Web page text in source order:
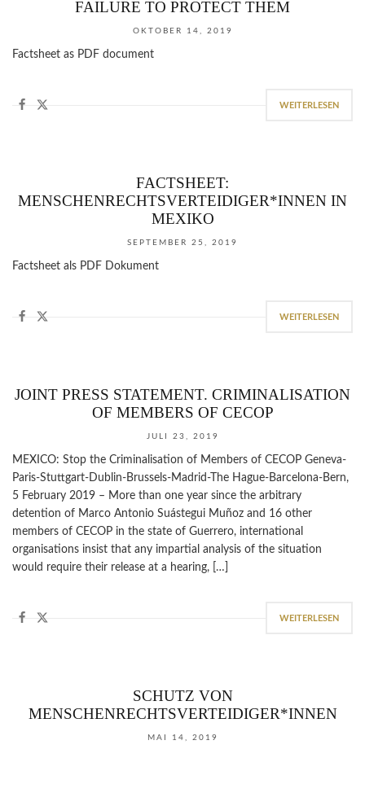
FAILURE TO PROTECT THEM
OKTOBER 14, 2019
Factsheet as PDF document
WEITERLESEN
FACTSHEET:
MENSCHENRECHTSVERTEIDIGER*INNEN IN
MEXIKO
SEPTEMBER 25, 2019
Factsheet als PDF Dokument
WEITERLESEN
JOINT PRESS STATEMENT. CRIMINALISATION
OF MEMBERS OF CECOP
JULI 23, 2019
MEXICO: Stop the Criminalisation of Members of CECOP Geneva-
Paris-Stuttgart-Dublin-Brussels-Madrid-The Hague-Barcelona-Bern,
5 February 2019 – More than one year since the arbitrary
detention of Marco Antonio Suástegui Muñoz and 16 other
members of CECOP in the state of Guerrero, international
organisations insist that any impartial analysis of the situation
would require their release at a hearing, […]
WEITERLESEN
SCHUTZ VON
MENSCHENRECHTSVERTEIDIGER*INNEN
MAI 14, 2019